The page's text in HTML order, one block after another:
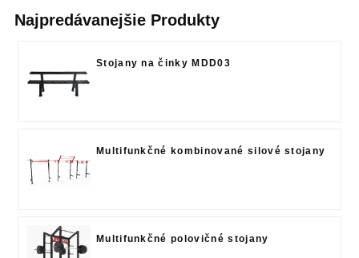
Najpredávanejšie Produkty
Stojany na činky MDD03
Multifunkčné kombinované silové stojany
Multifunkčné polovičné stojany